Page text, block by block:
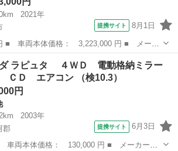
2021年
提携サイト 8月1日
名： ロードスターＲＦ ■ グレード名：
フルセグテレビ／Ｂｌｕｅｔｏｏｔｈ／Ｄ
ツダ
ラピュタ ４ＷＤ 電動格納ミラー
ＣＤ エアコン （検10.3）
円
2003年
郡
提携サイト 6月3日